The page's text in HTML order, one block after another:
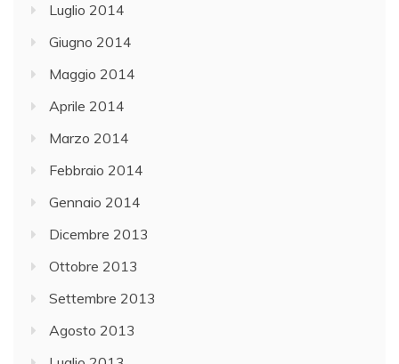
Luglio 2014
Giugno 2014
Maggio 2014
Aprile 2014
Marzo 2014
Febbraio 2014
Gennaio 2014
Dicembre 2013
Ottobre 2013
Settembre 2013
Agosto 2013